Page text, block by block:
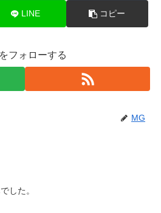
LINE コピー
フォローする
MG
した。